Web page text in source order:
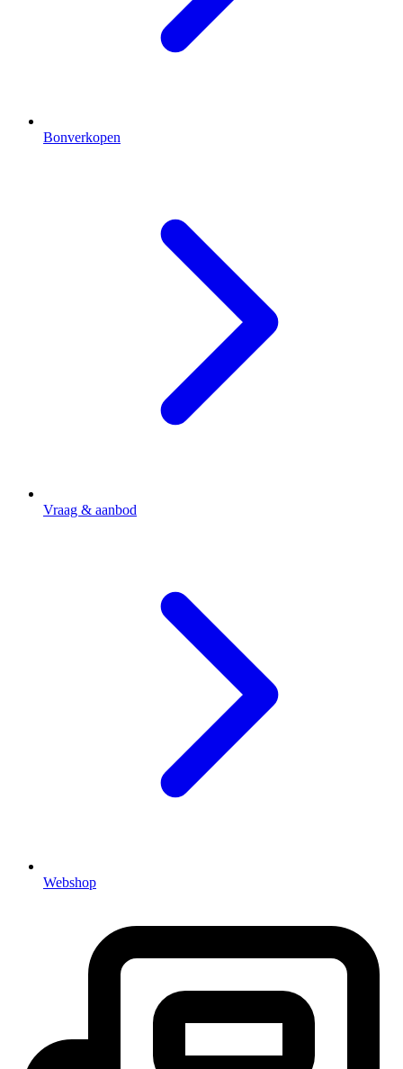
Bonverkopen
Vraag & aanbod
Webshop